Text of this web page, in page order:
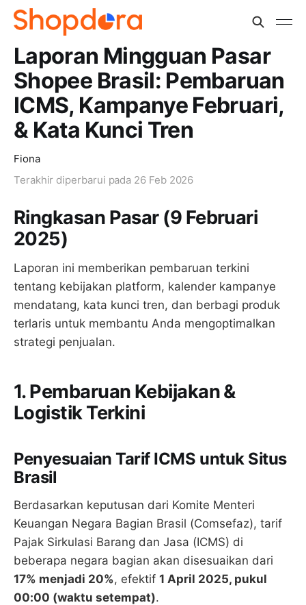
Laporan Mingguan Pasar
Shopee Brasil: Pembaruan
ICMS, Kampanye Februari,
& Kata Kunci Tren
Fiona
Terakhir diperbarui pada 26 Feb 2026
Ringkasan Pasar (9 Februari
2025)
Laporan ini memberikan pembaruan terkini
tentang kebijakan platform, kalender kampanye
mendatang, kata kunci tren, dan berbagi produk
terlaris untuk membantu Anda mengoptimalkan
strategi penjualan.
1. Pembaruan Kebijakan &
Logistik Terkini
Penyesuaian Tarif ICMS untuk Situs
Brasil
Berdasarkan keputusan dari Komite Menteri
Keuangan Negara Bagian Brasil (Comsefaz), tarif
Pajak Sirkulasi Barang dan Jasa (ICMS) di
beberapa negara bagian akan disesuaikan dari
17% menjadi 20%, efektif 1 April 2025, pukul
00:00 (waktu setempat).